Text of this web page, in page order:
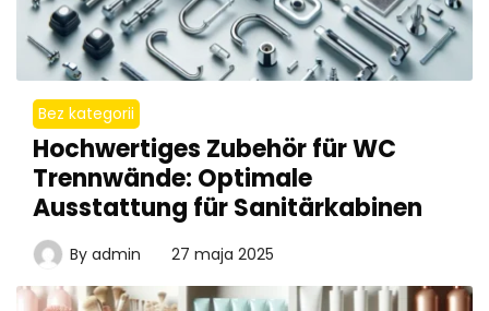
Bez kategorii
Hochwertiges Zubehör für WC
Trennwände: Optimale
Ausstattung für Sanitärkabinen
By admin 27 maja 2025